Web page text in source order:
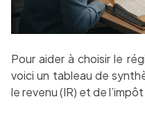
Pour aider à choisir le
voici un tableau de
le revenu (IR) et de